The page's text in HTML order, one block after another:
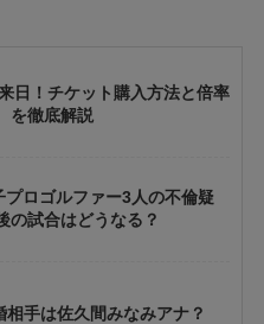
日！チケット購入方法と倍率
を徹底解説
プロゴルファー3人の不倫疑
の試合はどうなる？
手は佐久間みなみアナ？